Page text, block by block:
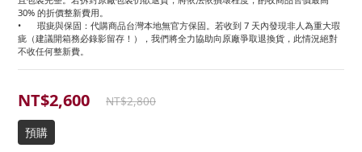
30% 的折價整新費用。
•	瑕疵與保固：代購商品台灣本地無官方保固。若收到 7 天內發現非人為重大瑕
疵（建議開箱務必錄影留存！），我們將全力協助向原廠爭取退換貨，此情況絕對
不收任何整新費。
NT$2,600 NT$2,800
預購